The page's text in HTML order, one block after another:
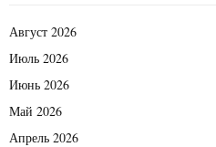
Август 2026
Июль 2026
Июнь 2026
Май 2026
Апрель 2026